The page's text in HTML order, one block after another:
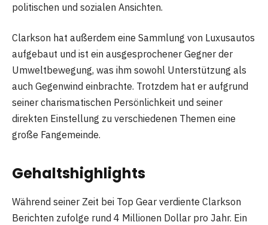
politischen und sozialen Ansichten.
Clarkson hat außerdem eine Sammlung von Luxusautos
aufgebaut und ist ein ausgesprochener Gegner der
Umweltbewegung, was ihm sowohl Unterstützung als
auch Gegenwind einbrachte. Trotzdem hat er aufgrund
seiner charismatischen Persönlichkeit und seiner
direkten Einstellung zu verschiedenen Themen eine
große Fangemeinde.
Gehaltshighlights
Während seiner Zeit bei Top Gear verdiente Clarkson
Berichten zufolge rund 4 Millionen Dollar pro Jahr. Ein